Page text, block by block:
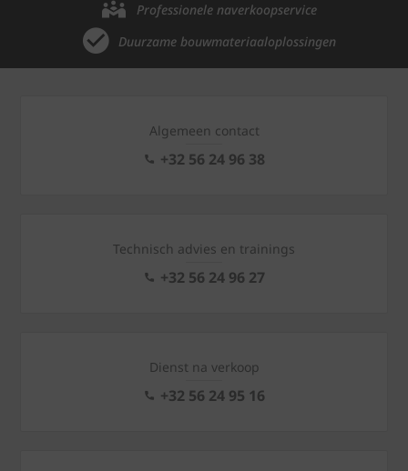
Professionele naverkoopservice
Duurzame bouwmateriaaloplossingen
Algemeen contact
+32 56 24 96 38
Technisch advies en trainings
+32 56 24 96 27
Dienst na verkoop
+32 56 24 95 16